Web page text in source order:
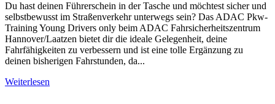
Du hast deinen Führerschein in der Tasche und möchtest sicher und
selbstbewusst im Straßenverkehr unterwegs sein? Das ADAC Pkw-
Training Young Drivers only beim ADAC Fahrsicherheitszentrum
Hannover/Laatzen bietet dir die ideale Gelegenheit, deine
Fahrfähigkeiten zu verbessern und ist eine tolle Ergänzung zu
deinen bisherigen Fahrstunden, da...
Weiterlesen